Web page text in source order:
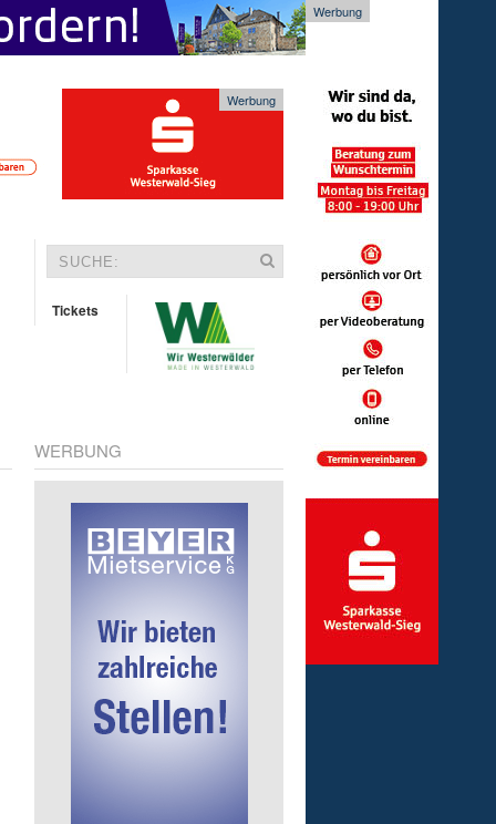
Werbung
Werbung
Tickets
WERBUNG